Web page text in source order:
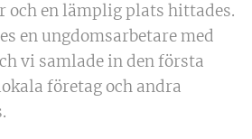
och en lämplig plats hittades.
en ungdomsarbetare med
vi samlade in den första
företag och andra